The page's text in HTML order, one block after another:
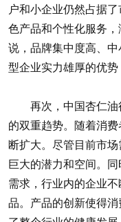
户和小企业仍然占据
色产品和个性化服务
说，品牌集中度高、
型企业实力雄厚的优势
再次，中国杏仁油
的双重趋势。随着消
断扩大。尽管目前市
巨大的潜力和空间。
需求，行业内的企业
品。产品的创新使得